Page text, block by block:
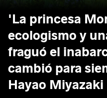
'La princesa
ecologismo y
fraguó el
cambió para
Hayao Miyazaki